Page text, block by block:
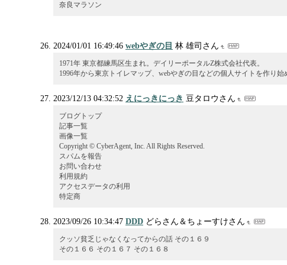
奈良マラソン
2024/01/01 16:49:46 webやぎの目 林 雄司さん
1971年 東京都練馬区生まれ。デイリーポータルZ株式会社代表。
1996年から東京トイレマップ、webやぎの目などの個人サイトを作り
2023/12/13 04:32:52 えにっきにっき 豆タロウさん
ブログトップ
記事一覧
画像一覧
Copyright © CyberAgent, Inc. All Rights Reserved.
スパムを報告
お問い合わせ
利用規約
アクセスデータの利用
特定商
2023/09/26 10:34:47 DDD どらさん＆ちょーすけさん
クッソ貧乏じゃなくなってからの話 その１６９
その１６６ その１６７ その１６８